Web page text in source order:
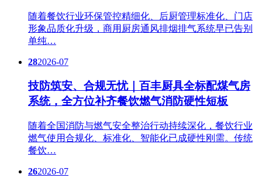
随着餐饮行业环保管控精细化、后厨管理标准化、门店
形象品质化升级，商用厨房通风排烟排气系统早已告别
单纯…
282026-07
技防筑安、合规无忧｜百丰厨具全标配煤气房
系统，全方位补齐餐饮燃气消防硬性短板
随着全国消防与燃气安全整治行动持续深化，餐饮行业
燃气使用合规化、标准化、智能化已成硬性刚需。传统
餐饮…
262026-07